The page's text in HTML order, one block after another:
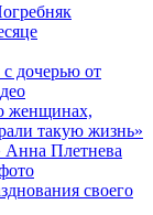
дочерью от
женщинах,
такую жизнь»
Анна Плетнева
своего